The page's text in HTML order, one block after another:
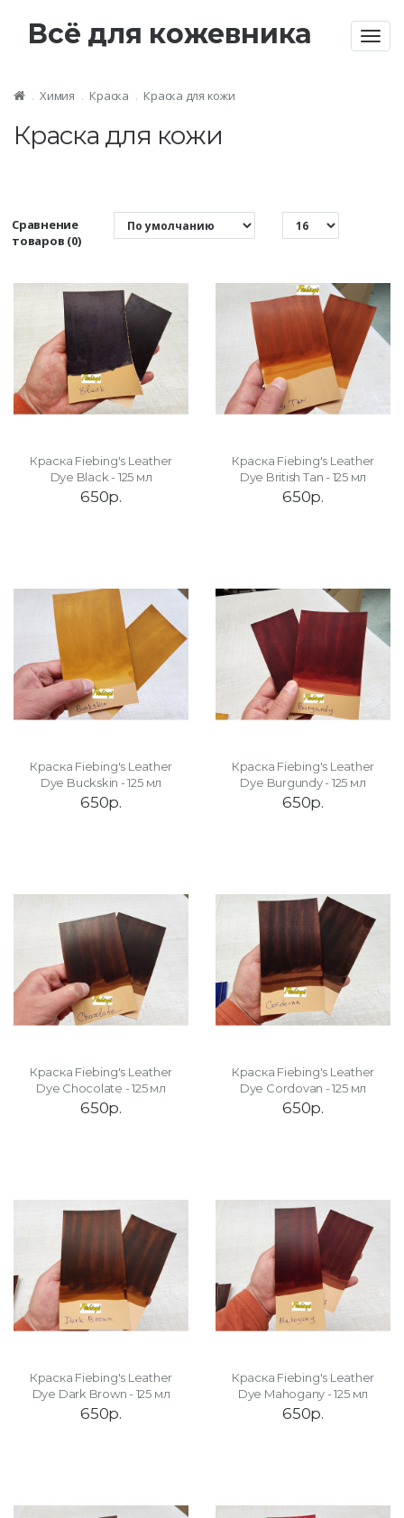
Всё для кожевника
Химия Краска Краска для кожи
Краска для кожи
Сравнение
товаров (0)
Краска Fiebing's Leather
Dye Black - 125 мл
650р.
Краска Fiebing's Leather
Dye British Tan - 125 мл
650р.
Краска Fiebing's Leather
Dye Buckskin - 125 мл
650р.
Краска Fiebing's Leather
Dye Burgundy - 125 мл
650р.
Краска Fiebing's Leather
Dye Chocolate - 125 мл
650р.
Краска Fiebing's Leather
Dye Cordovan - 125 мл
650р.
Краска Fiebing's Leather
Dye Dark Brown - 125 мл
650р.
Краска Fiebing's Leather
Dye Mahogany - 125 мл
650р.